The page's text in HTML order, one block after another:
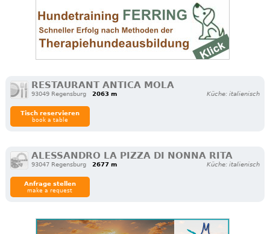
RESTAURANT ANTICA MOLA
93049 Regensburg 2063 m Küche: italienisch
Tisch reservieren
book a table
ALESSANDRO LA PIZZA DI NONNA RITA
93047 Regensburg 2677 m Küche: italienisch
Anfrage stellen
make a request